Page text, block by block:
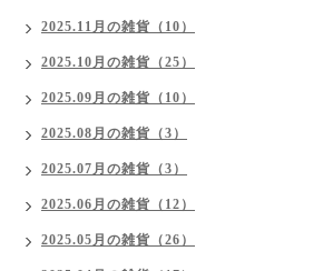
2025.11月の雑貨（10）
2025.10月の雑貨（25）
2025.09月の雑貨（10）
2025.08月の雑貨（3）
2025.07月の雑貨（3）
2025.06月の雑貨（12）
2025.05月の雑貨（26）